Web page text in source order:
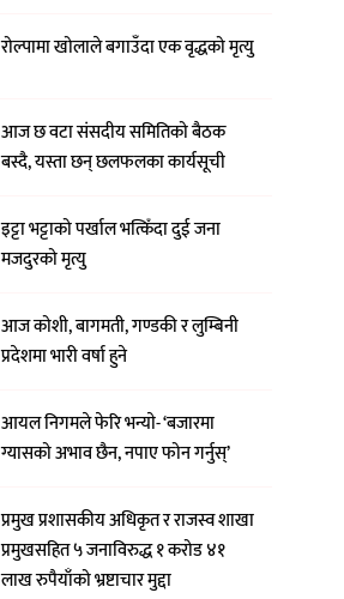
रोल्पामा खोलाले बगाउँदा एक वृद्धको मृत्यु
आज छ वटा संसदीय समितिको बैठक
बस्दै, यस्ता छन् छलफलका कार्यसूची
इट्टा भट्टाको पर्खाल भत्किँदा दुई जना
मजदुरको मृत्यु
आज कोशी, बागमती, गण्डकी र लुम्बिनी
प्रदेशमा भारी वर्षा हुने
आयल निगमले फेरि भन्याे- ‘बजारमा
ग्यासको अभाव छैन, नपाए फोन गर्नुस्’
प्रमुख प्रशासकीय अधिकृत र राजस्व शाखा
प्रमुखसहित ५ जनाविरुद्ध १ करोड ४१
लाख रुपैयाँको भ्रष्टाचार मुद्दा